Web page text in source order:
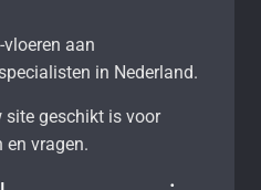
vloeren aan
in Nederland.
site geschikt is voor
en vragen.